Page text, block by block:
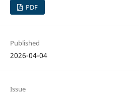
PDF
Published
2026-04-04
Issue